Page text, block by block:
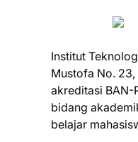
Institut
Mustofa No.
akreditasi BAN-
bidang
belajar